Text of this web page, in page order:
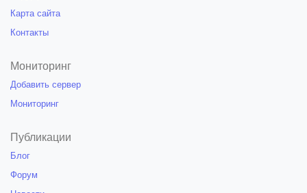
Карта сайта
Контакты
Мониторинг
Добавить сервер
Мониторинг
Публикации
Блог
Форум